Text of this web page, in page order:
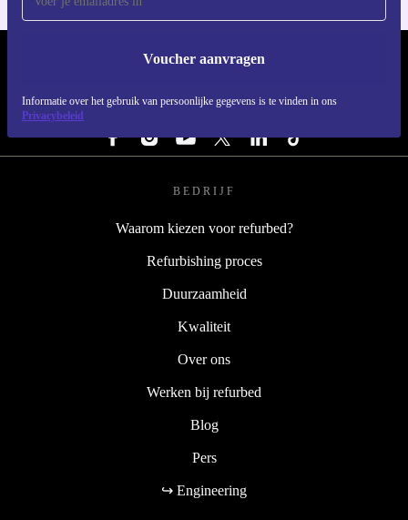
Voucher aanvragen
Informatie over het gebruik van persoonlijke gegevens is te vinden in ons
Privacybeleid
REFURBED NEDERLAND - RETHINK NEW.
VOLG ONS
BEDRIJF
Waarom kiezen voor refurbed?
Refurbishing proces
Duurzaamheid
Kwaliteit
Over ons
Werken bij refurbed
Blog
Pers
↪ Engineering